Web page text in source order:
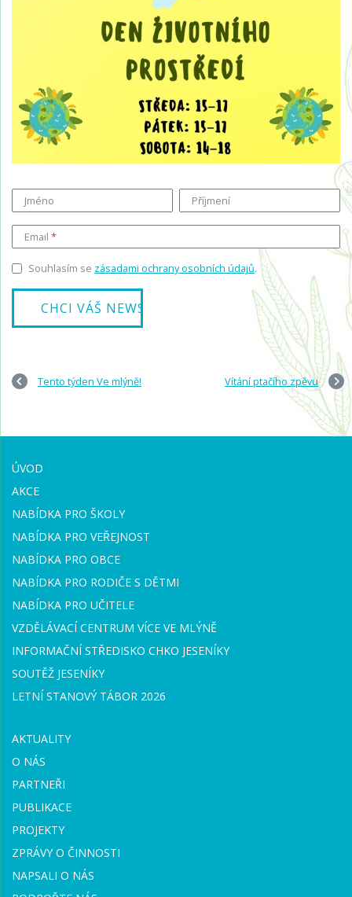
Jméno Příjmení
Email
Souhlasím se zásadami ochrany osobních údajů.
Tento týden Ve mlýně! Vítání ptačího zpěvu
ÚVOD
AKCE
NABÍDKA PRO ŠKOLY
NABÍDKA PRO VEŘEJNOST
NABÍDKA PRO OBCE
NABÍDKA PRO RODIČE S DĚTMI
NABÍDKA PRO UČITELE
VZDĚLÁVACÍ CENTRUM VÍCE VE MLÝNĚ
INFORMAČNÍ STŘEDISKO CHKO JESENÍKY
SOUTĚŽ JESENÍKY
LETNÍ STANOVÝ TÁBOR 2026
AKTUALITY
O NÁS
PARTNEŘI
PUBLIKACE
PROJEKTY
ZPRÁVY O ČINNOSTI
NAPSALI O NÁS